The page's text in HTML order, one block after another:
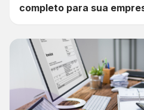
completo para sua